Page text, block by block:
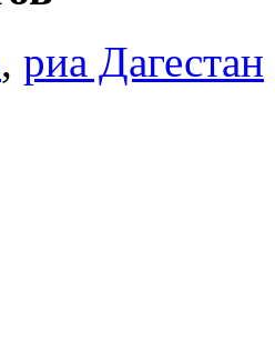
, риа Дагестан